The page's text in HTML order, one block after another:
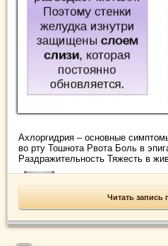
Ахлоргидрия – основные
во рту Тошнота Рвота Боль в
Раздражительность Тяжесть в
Читать запись